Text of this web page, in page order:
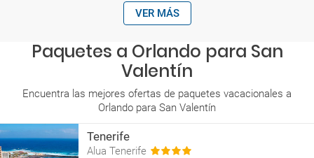
VER MÁS
Paquetes a Orlando para San
Valentín
Encuentra las mejores ofertas de paquetes vacacionales a
Orlando para San Valentín
Tenerife
Alua Tenerife